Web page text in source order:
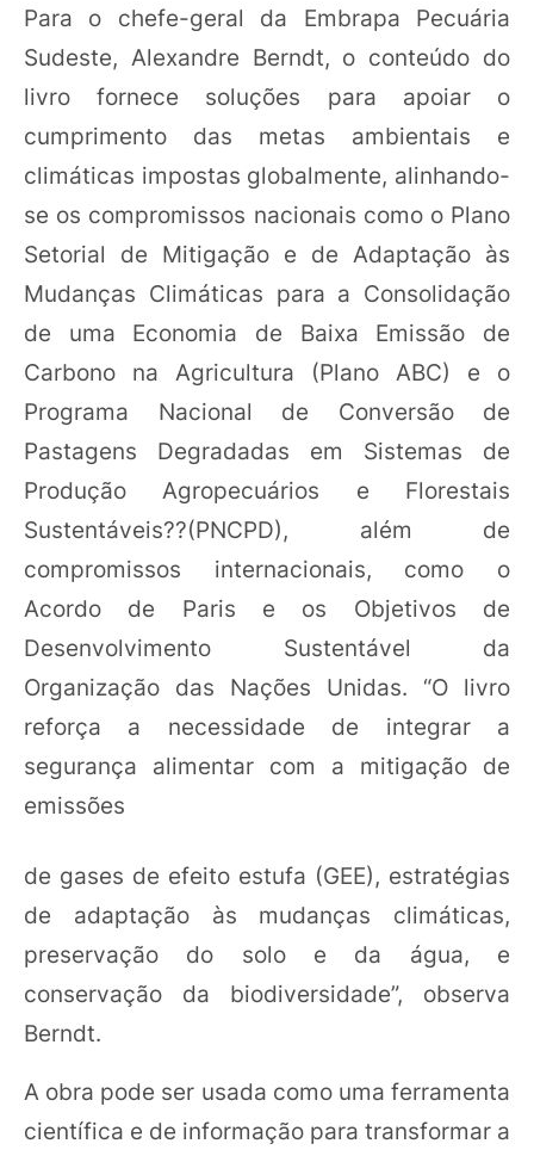
Para o chefe-geral da Embrapa Pecuária
Sudeste, Alexandre Berndt, o conteúdo do
livro fornece soluções para apoiar o
cumprimento das metas ambientais e
climáticas impostas globalmente, alinhando-
se os compromissos nacionais como o Plano
Setorial de Mitigação e de Adaptação às
Mudanças Climáticas para a Consolidação
de uma Economia de Baixa Emissão de
Carbono na Agricultura (Plano ABC) e o
Programa Nacional de Conversão de
Pastagens Degradadas em Sistemas de
Produção Agropecuários e Florestais
Sustentáveis??(PNCPD), além de
compromissos internacionais, como o
Acordo de Paris e os Objetivos de
Desenvolvimento Sustentável da
Organização das Nações Unidas. “O livro
reforça a necessidade de integrar a
segurança alimentar com a mitigação de
emissões
de gases de efeito estufa (GEE), estratégias
de adaptação às mudanças climáticas,
preservação do solo e da água, e
conservação da biodiversidade”, observa
Berndt.
A obra pode ser usada como uma ferramenta
científica e de informação para transformar a